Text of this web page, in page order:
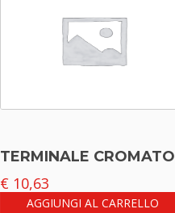
TERMINALE CROMATO
€ 10,63
AGGIUNGI AL CARRELLO